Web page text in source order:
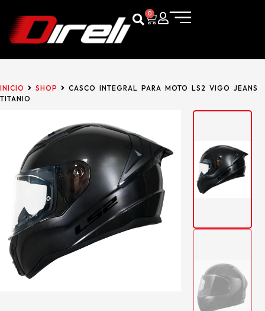
0
INICIO SHOP
CASCO INTEGRAL PARA MOTO LS2 VIGO JEANS
TITANIO